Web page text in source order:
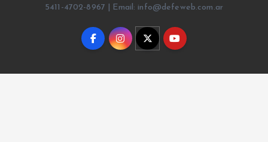
5411-4702-8967 | Email: info@defeweb.com.ar